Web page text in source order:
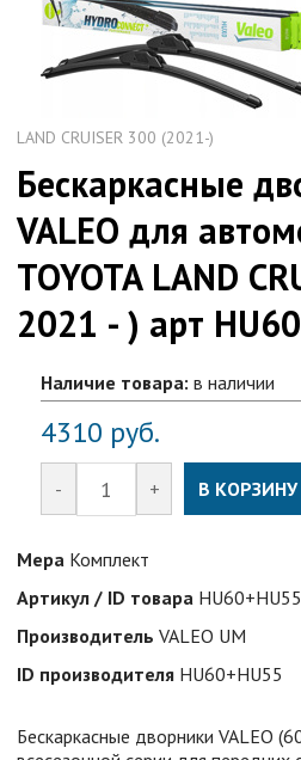
LAND CRUISER 300 (2021-)
Бескаркасные
VALEO для
TOYOTA LAND
2021 - ) арт
Наличие товара: в наличии
4310 руб.
- + В КОРЗИНУ
Мера Комплект
Артикул / ID товара HU60+HU55
Производитель VALEO UM
ID производителя HU60+HU55
Бескаркасные дворники VALEO